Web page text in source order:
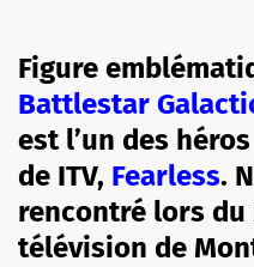
Figure
Battlestar
est l’un des
de ITV, Fearless.
rencontré lors du
télévision de